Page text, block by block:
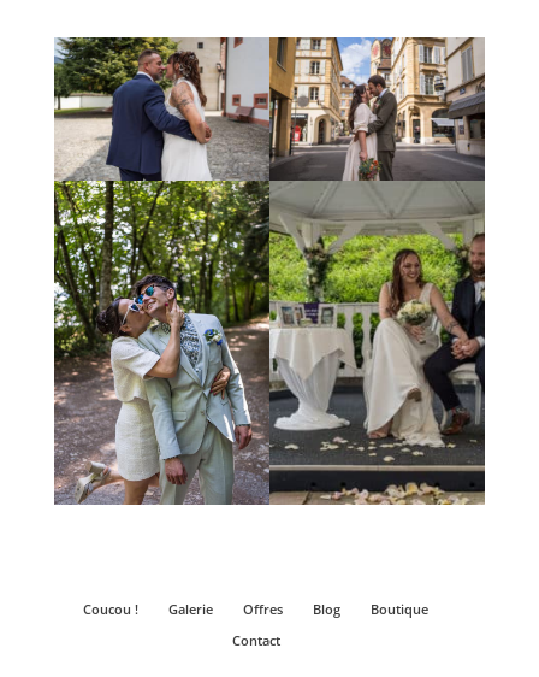
Coucou ! Galerie Offres Blog
Boutique
Contact